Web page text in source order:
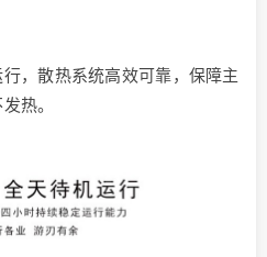
，散热系统高效可靠，保障主
热。